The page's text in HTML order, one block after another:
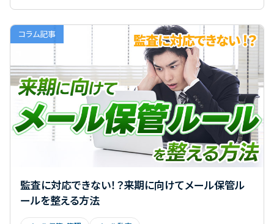
コラム記事
監査に対応できない！？来期に向けてメール保管ル
ールを整える方法